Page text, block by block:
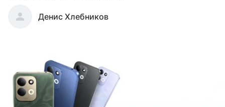
Денис Хлебников